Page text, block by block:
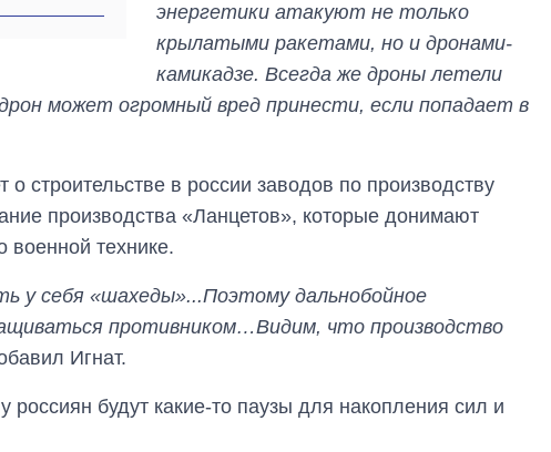
энергетики атакуют не только
крылатыми ракетами, но и дронами-
камикадзе. Всегда же дроны летели
может огромный вред принести, если попадает в
о строительстве в россии заводов по производству
производства «Ланцетов», которые донимают
технике.
у себя «шахеды»...Поэтому дальнобойное
противником…Видим, что производство
Игнат.
россиян будут какие-то паузы для накопления сил и